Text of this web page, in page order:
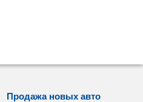
Продажа новых авто